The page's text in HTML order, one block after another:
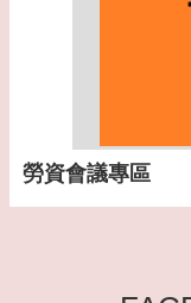
勞資會議專區